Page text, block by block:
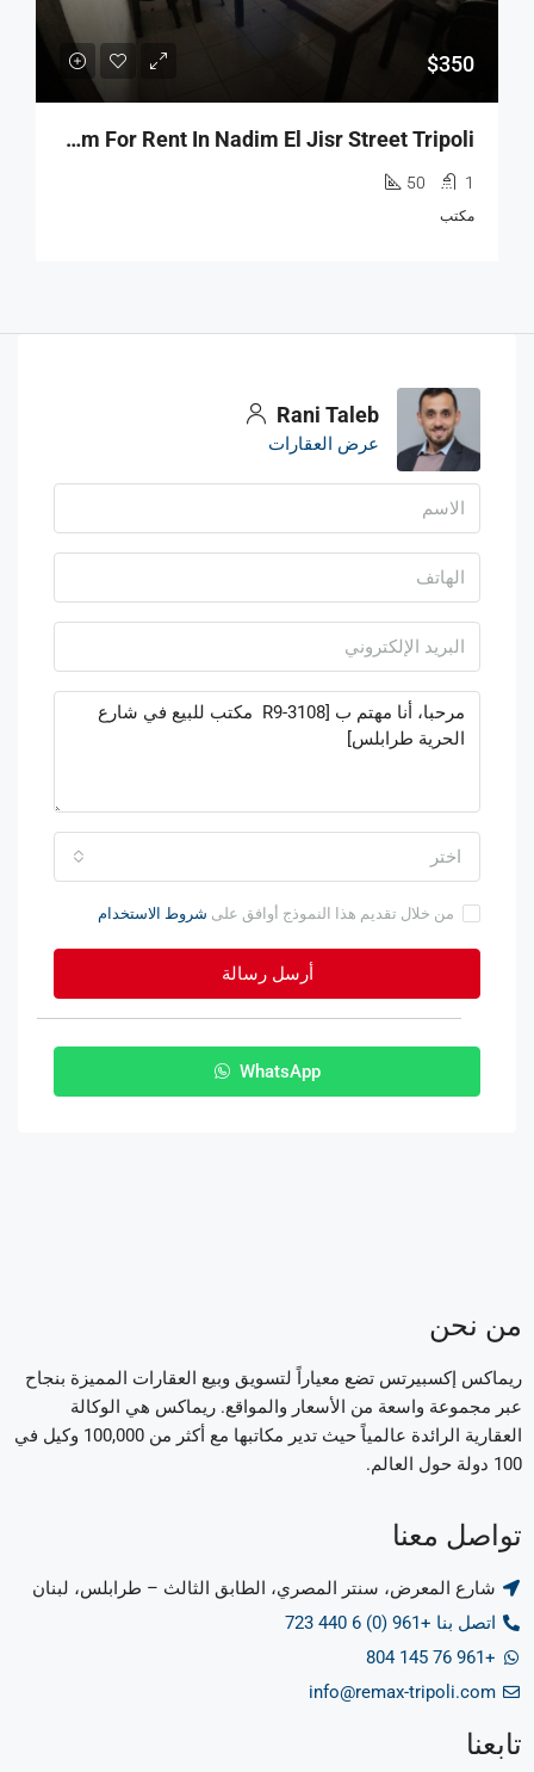
$350
R9-2026 Office 50m For Rent In Nadim El Jisr Street Tripoli
1
50
مكتب
Rani Taleb
عرض العقارات
اختر
من خلال تقديم هذا النموذج أوافق على شروط الاستخدام
أرسل رسالة
WhatsApp
من نحن
ريماكس إكسبيرتس تضع معياراً لتسويق وبيع العقارات المميزة بنجاح
عبر مجموعة واسعة من الأسعار والمواقع. ريماكس هي الوكالة
العقارية الرائدة عالمياً حيث تدير مكاتبها مع أكثر من 100,000 وكيل في
100 دولة حول العالم.
تواصل معنا
شارع المعرض، سنتر المصري، الطابق الثالث – طرابلس، لبنان
اتصل بنا +961 (0) 6 440 723
+961 76 145 804
info@remax-tripoli.com
تابعنا